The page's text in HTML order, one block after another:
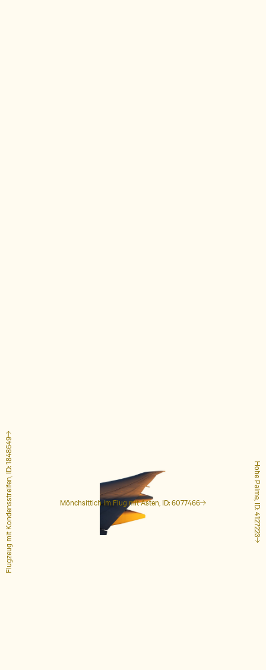
Mönchsittich im Flug mit Ästen, ID: 6077466 Hohe Palme, ID: 4127223
Flugzeug mit Kondensstreifen, ID: 1848649